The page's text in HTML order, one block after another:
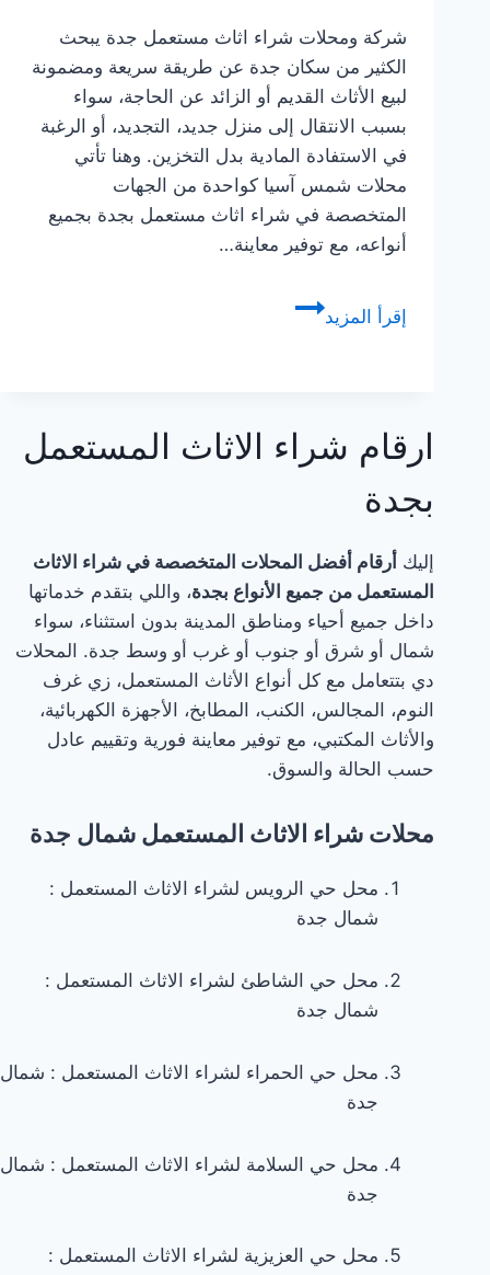
شركة ومحلات شراء اثاث مستعمل جدة يبحث
الكثير من سكان جدة عن طريقة سريعة ومضمونة
لبيع الأثاث القديم أو الزائد عن الحاجة، سواء
بسبب الانتقال إلى منزل جديد، التجديد، أو الرغبة
في الاستفادة المادية بدل التخزين. وهنا تأتي
محلات شمس آسيا كواحدة من الجهات
المتخصصة في شراء اثاث مستعمل بجدة بجميع
أنواعه، مع توفير معاينة…
إقرأ المزيدشراء
☎️:
شراء
الاثاث
المستعمل
بجدة
☎️:
للإيجارجدةحقين
شراء
الاثاث
بجدةشراء
نوم
مستعملة
جدة
☎️:
مطابخ
جدة
مكيفات
ارقام شراء الاثاث المستعمل
بجدة
إليك أرقام أفضل المحلات المتخصصة في شراء الاثاث
المستعمل من جميع الأنواع بجدة، واللي بتقدم خدماتها
داخل جميع أحياء ومناطق المدينة بدون استثناء، سواء
شمال أو شرق أو جنوب أو غرب أو وسط جدة. المحلات
دي بتتعامل مع كل أنواع الأثاث المستعمل، زي غرف
النوم، المجالس، الكنب، المطابخ، الأجهزة الكهربائية،
والأثاث المكتبي، مع توفير معاينة فورية وتقييم عادل
حسب الحالة والسوق.
محلات شراء الاثاث المستعمل شمال جدة
محل حي الرويس لشراء الاثاث المستعمل :
شمال جدة
محل حي الشاطئ لشراء الاثاث المستعمل :
شمال جدة
محل حي الحمراء لشراء الاثاث المستعمل : شمال
جدة
محل حي السلامة لشراء الاثاث المستعمل : شمال
جدة
محل حي العزيزية لشراء الاثاث المستعمل :